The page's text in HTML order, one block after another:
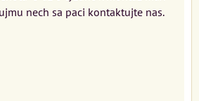
nech sa paci kontaktujte nas.